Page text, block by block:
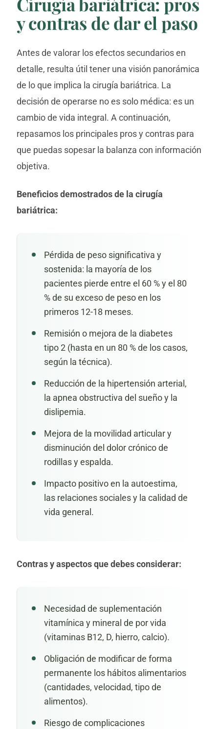
y contras de dar el paso
Antes de valorar los efectos secundarios en
detalle, resulta útil tener una visión panorámica
de lo que implica la cirugía bariátrica. La
decisión de operarse no es solo médica: es un
cambio de vida integral. A continuación,
repasamos los principales pros y contras para
que puedas sopesar la balanza con información
objetiva.
Beneficios demostrados de la cirugía
bariátrica:
Pérdida de peso significativa y
sostenida: la mayoría de los
pacientes pierde entre el 60 % y el 80
% de su exceso de peso en los
primeros 12-18 meses.
Remisión o mejora de la diabetes
tipo 2 (hasta en un 80 % de los casos,
según la técnica).
Reducción de la hipertensión arterial,
la apnea obstructiva del sueño y la
dislipemia.
Mejora de la movilidad articular y
disminución del dolor crónico de
rodillas y espalda.
Impacto positivo en la autoestima,
las relaciones sociales y la calidad de
vida general.
Contras y aspectos que debes considerar:
Necesidad de suplementación
vitamínica y mineral de por vida
(vitaminas B12, D, hierro, calcio).
Obligación de modificar de forma
permanente los hábitos alimentarios
(cantidades, velocidad, tipo de
alimentos).
Riesgo de complicaciones